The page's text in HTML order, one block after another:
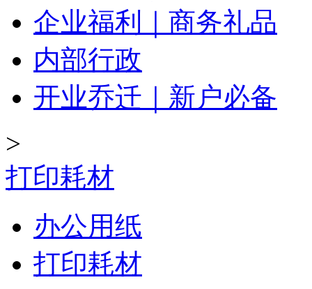
企业福利｜商务礼品
内部行政
开业乔迁｜新户必备
>
打印耗材
办公用纸
打印耗材